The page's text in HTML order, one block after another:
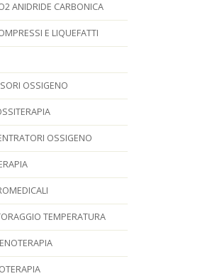
ANIDRIDE CARBONICA
E LIQUEFATTI
OSSIGENO
OSSIGENO
TEMPERATURA